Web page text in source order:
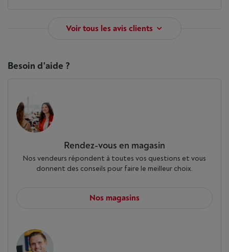
Voir tous les avis clients
Besoin d'aide ?
Rendez-vous en magasin
Nos vendeurs répondent à toutes vos questions et vous
donnent des conseils pour faire le meilleur choix.
Nos magasins